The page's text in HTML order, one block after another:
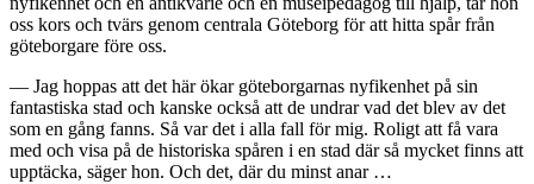
oss kors och tvärs genom centrala Göteborg för att hitta spår från
göteborgare före oss.
— Jag hoppas att det här ökar göteborgarnas nyfikenhet på sin
fantastiska stad och kanske också att de undrar vad det blev av det
som en gång fanns. Så var det i alla fall för mig. Roligt att få vara
med och visa på de historiska spåren i en stad där så mycket finns att
upptäcka, säger hon. Och det, där du minst anar …